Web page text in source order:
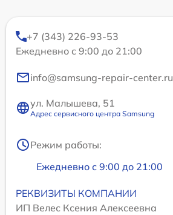
+7 (343) 226-93-53
Ежедневно с 9:00 до 21:00
info@samsung-repair-center.ru
ул. Малышева, 51
Адрес сервисного центра Samsung
Режим работы:
Ежедневно с 9:00 до 21:00
РЕКВИЗИТЫ КОМПАНИИ
ИП Велес Ксения Алексеевна